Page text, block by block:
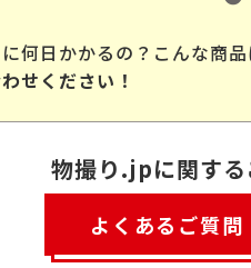
何日かかるの？こんな商
せください！
物撮り.jpに関する
よくあるご質問